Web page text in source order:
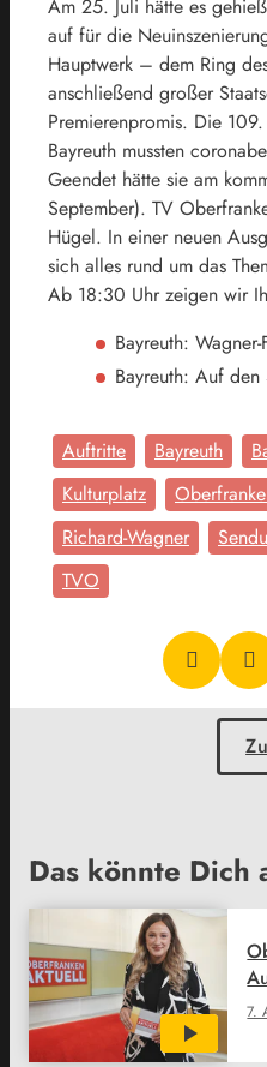
Am 25. Juli hätte es
auf für die
Hauptwerk – dem Ring
anschließend großer
Premierenpromis. Die
Bayreuth mussten
Geendet hätte sie am
September). TV
Hügel. In einer neuen
sich alles rund um das
Ab 18:30 Uhr zeigen wir
Bayreuth:
Bayreuth: Auf den
Auftritte Bayreuth
Kulturplatz
Richard-Wagner
TVO
Das könnte Dich
7.